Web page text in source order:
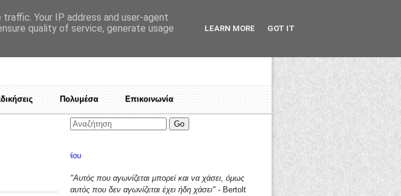
Πολυμέσα Επικοινωνία
"Αυτός που αγωνίζεται μπορεί και να χάσει, όμως
αυτός που δεν αγωνίζεται έχει ήδη χάσει" - Bertolt
Your IP address and user-agent
quality of service, generate usage
LEARN MORE GOT IT